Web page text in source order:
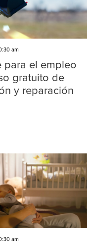
am
para el empleo
gratuito de
y reparación
am